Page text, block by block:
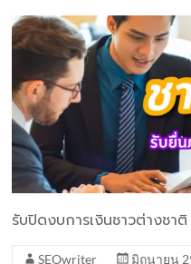
รับปิดงบการเงินชาวต่างชา
SEOwriter
มิถุนายน